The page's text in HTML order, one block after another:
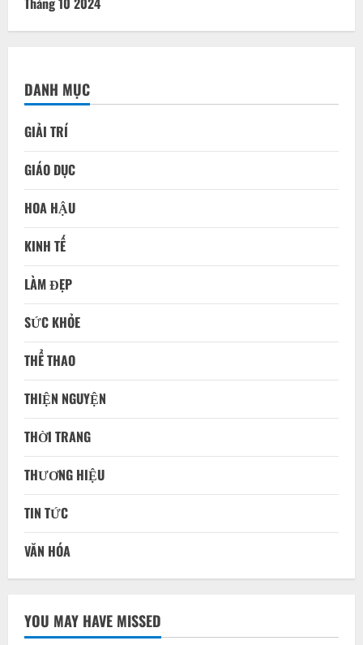
DANH MỤC
GIẢI TRÍ
GIÁO DỤC
HOA HẬU
KINH TẾ
LÀM ĐẸP
SỨC KHỎE
THỂ THAO
THIỆN NGUYỆN
THỜI TRANG
THƯƠNG HIỆU
TIN TỨC
VĂN HÓA
YOU MAY HAVE MISSED